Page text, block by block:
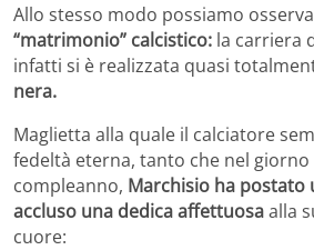
Allo stesso modo possiamo
“matrimonio” calcistico: la carriera
infatti si è realizzata quasi
nera.
Maglietta alla quale il calciatore
fedeltà eterna, tanto che nel
compleanno, Marchisio ha postato
accluso una dedica affettuosaalla
cuore: